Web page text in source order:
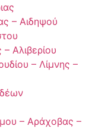
– Αιδηψού
Αλιβερίου
– Λίμνης –
– Αράχοβας –